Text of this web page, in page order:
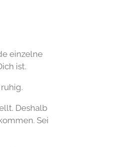
einzelne
ist.
Deshalb
Sei